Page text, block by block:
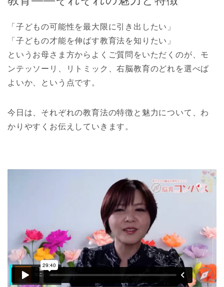
「子どもの可能性を最大限に引き出したい」
「子どもの才能を伸ばす教育法を知りたい」
というお母さま方からよくご質問をいただくのが、モ
ンテッソーリ、リトミック、右脳教育のどれを選べば
よいか、という点です。
今日は、それぞれの教育法の特徴と魅力について、わ
かりやすくお伝えしていきます。